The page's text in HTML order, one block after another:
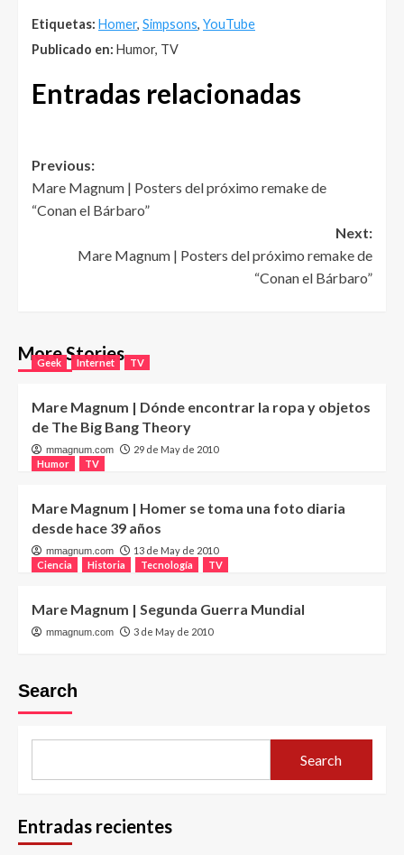
Etiquetas: Homer, Simpsons, YouTube
Publicado en: Humor, TV
Entradas relacionadas
Post
navigation
Previous:
Mare Magnum | Posters del próximo remake de
“Conan el Bárbaro”
Next:
Mare Magnum | Posters del próximo remake de
“Conan el Bárbaro”
More Stories
Geek Internet TV
Mare Magnum | Dónde encontrar la ropa y objetos
de The Big Bang Theory
mmagnum.com
29 de May de 2010
Humor
TV
Mare Magnum | Homer se toma una foto diaria
desde hace 39 años
mmagnum.com
13 de May de 2010
Ciencia
Historia Tecnología TV
Mare Magnum | Segunda Guerra Mundial
mmagnum.com 3 de May de 2010
Search
Search
Entradas recientes